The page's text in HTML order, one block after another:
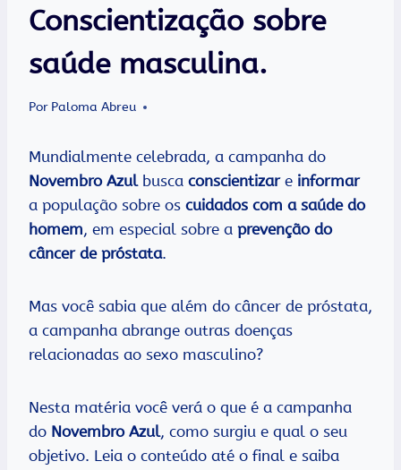
Conscientização sobre
saúde masculina.
Por Paloma Abreu
Mundialmente celebrada, a campanha do
Novembro Azulbusca conscientizar e informar
a população sobre os cuidados com a saúde do
homem, em especial sobre a prevenção do
câncer de próstata.
Mas você sabia que além do câncer de próstata,
a campanha abrange outras doenças
relacionadas ao sexo masculino?
Nesta matéria você verá o que é a campanha
do Novembro Azul, como surgiu e qual o seu
objetivo. Leia o conteúdo até o final e saiba